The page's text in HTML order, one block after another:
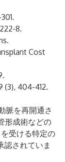
8.
Cost
(3), 404-412.
脈を再開通さ
形成術などの
受ける特定の
認されていま